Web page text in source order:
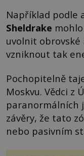
Například podle
Sheldrake
uvolnit obrovské
vzniknout tak
Pochopitelně
Moskvu. Vědci z
paranormálních
závěry, že tato
nebo pasivním